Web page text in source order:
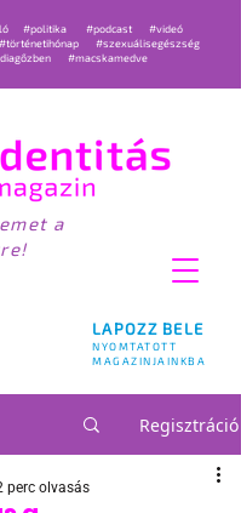
LAPOZZ BELE
NYOMTATOTT
MAGAZINJAINKBA
#politika #podcast
#videó
#történetihónap
#szexuálisegészség
#macskamedve
a
Regisztráció
perc olvasás